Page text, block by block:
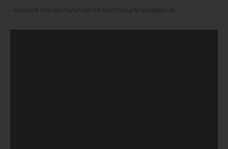
- Каждое блюдо получается настоящим шедевром.